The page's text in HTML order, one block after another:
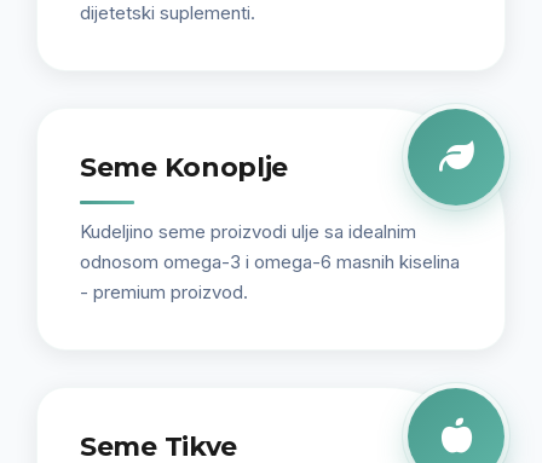
dijetetski suplementi.
Seme Konoplje
Kudeljino seme proizvodi ulje sa idealnim
odnosom omega-3 i omega-6 masnih kiselina
- premium proizvod.
Seme Tikve